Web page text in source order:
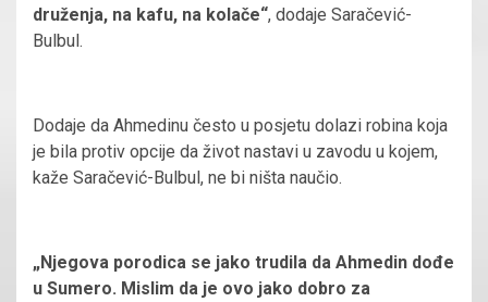
druženja, na kafu, na kolače“, dodaje Saračević-
Bulbul.
Dodaje da Ahmedinu često u posjetu dolazi robina koja
je bila protiv opcije da život nastavi u zavodu u kojem,
kaže Saračević-Bulbul, ne bi ništa naučio.
„Njegova porodica se jako trudila da Ahmedin dođe
u Sumero. Mislim da je ovo jako dobro za